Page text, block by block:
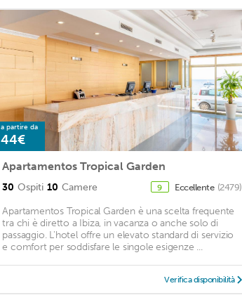
a partire da
44€
Apartamentos Tropical Garden
30 Ospiti 10 Camere 9 Eccellente (2479)
Apartamentos Tropical Garden è una scelta frequente
tra chi è diretto a Ibiza, in vacanza o anche solo di
passaggio. L'hotel offre un elevato standard di servizio
e comfort per soddisfare le singole esigenze ...
Verifica disponibilità